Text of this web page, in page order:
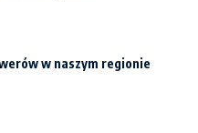
w naszym regionie